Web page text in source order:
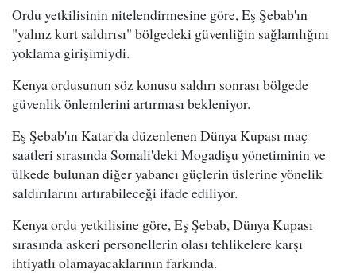
Ordu yetkilisinin nitelendirmesine göre, Eş Şebab'ın
"yalnız kurt saldırısı" bölgedeki güvenliğin sağlamlığını
yoklama girişimiydi.
Kenya ordusunun söz konusu saldırı sonrası bölgede
güvenlik önlemlerini artırması bekleniyor.
Eş Şebab'ın Katar'da düzenlenen Dünya Kupası maç
saatleri sırasında Somali'deki Mogadişu yönetiminin ve
ülkede bulunan diğer yabancı güçlerin üslerine yönelik
saldırılarını artırabileceği ifade ediliyor.
Kenya ordu yetkilisine göre, Eş Şebab, Dünya Kupası
sırasında askeri personellerin olası tehlikelere karşı
ihtiyatlı olamayacaklarının farkında.